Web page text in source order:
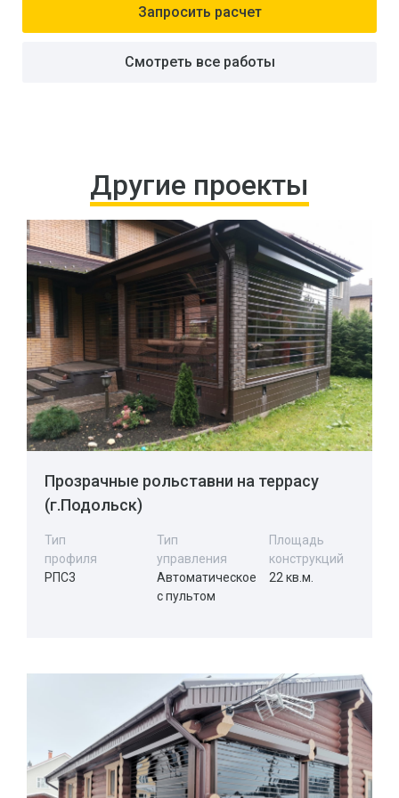
Запросить расчет
Смотреть все работы
Другие проекты
Прозрачные рольставни на террасу
(г.Подольск)
Тип
профиля
Тип
управления
Площадь
конструкций
РПС3
Автоматическое
с пультом
22 кв.м.